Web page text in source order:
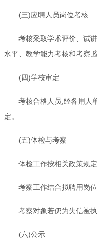
(三)应聘人员岗位考核
考核采取学术评价、试
水平、教学能力考核和考察,
(四)学校审定
考核合格人员,经各用人
定。
(五)体检与考察
体检工作按相关政策规定
考察工作结合拟聘用岗
考察对象若仍为失信被
(六)公示